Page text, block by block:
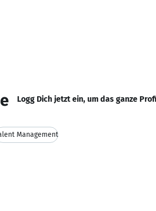
Logg Dich jetzt ein, um das ganze
Management